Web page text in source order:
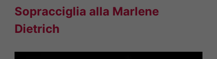
Sopracciglia alla Marlene
Dietrich